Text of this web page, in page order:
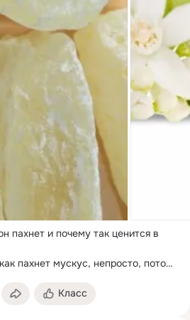
пахнет и почему так ценится в
пахнет мускус, непросто, потому
Класс